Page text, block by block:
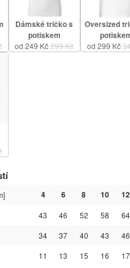
Dámské tričko s
potiskem
od 249 Kč299 Kč
Oversized
od 299 Kč
4 6 8 10
12
43 46 52 58 64
34 37 40 43 46
11 13 15 16 17